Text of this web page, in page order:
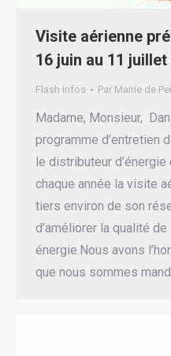
Visite aérienne
16 juin au 11 juillet
Flash infos Par Mairie de
Madame, Monsieur,
programme d’entretien
le distributeur
chaque année la visite
tiers environ de son
d’améliorer la qualité
énergie.Nous avons
que nous sommes